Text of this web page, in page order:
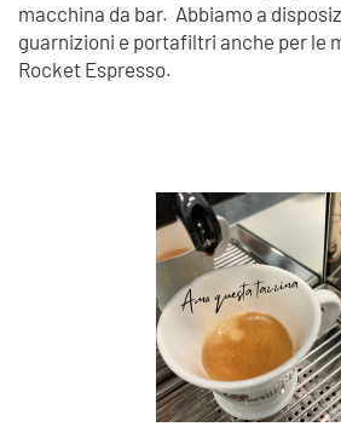
macchina da bar. Abbiamo a
guarnizioni e portafiltri anche per le
Rocket Espresso.